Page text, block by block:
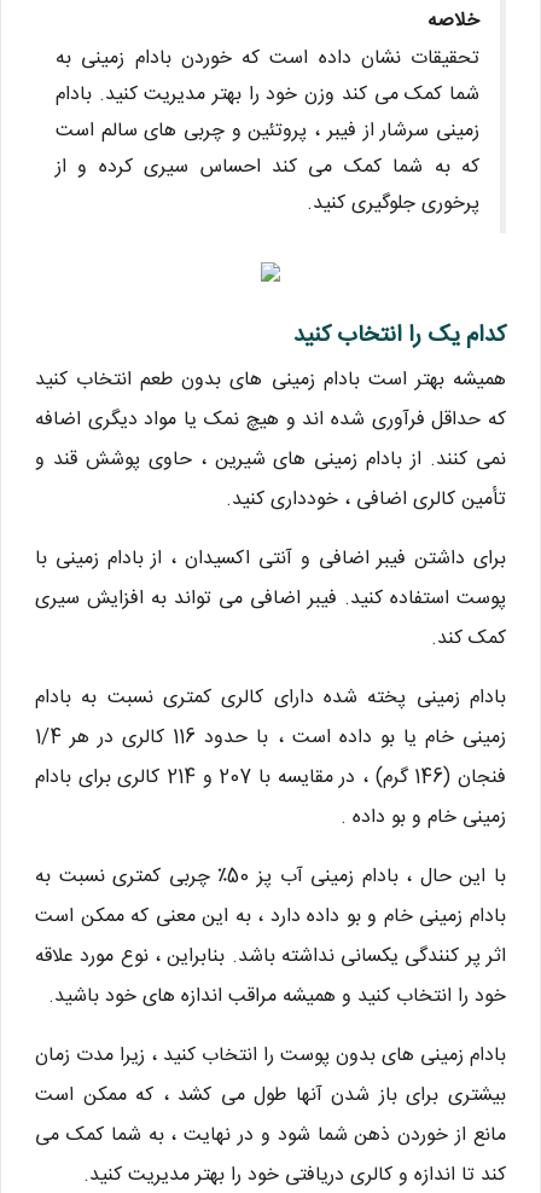
خلاصه
تحقیقات نشان داده است که خوردن بادام زمینی به
شما کمک می کند وزن خود را بهتر مدیریت کنید. بادام
زمینی سرشار از فیبر ، پروتئین و چربی های سالم است
که به شما کمک می کند احساس سیری کرده و از
پرخوری جلوگیری کنید.
کدام یک را انتخاب کنید
همیشه بهتر است بادام زمینی های بدون طعم انتخاب کنید
که حداقل فرآوری شده اند و هیچ نمک یا مواد دیگری اضافه
نمی کنند. از بادام زمینی های شیرین ، حاوی پوشش قند و
تأمین کالری اضافی ، خودداری کنید.
برای داشتن فیبر اضافی و آنتی اکسیدان ، از بادام زمینی با
پوست استفاده کنید. فیبر اضافی می تواند به افزایش سیری
کمک کند.
بادام زمینی پخته شده دارای کالری کمتری نسبت به بادام
زمینی خام یا بو داده است ، با حدود 116 کالری در هر 1/4
فنجان (146 گرم) ، در مقایسه با 207 و 214 کالری برای بادام
زمینی خام و بو داده .
با این حال ، بادام زمینی آب پز 50٪ چربی کمتری نسبت به
بادام زمینی خام و بو داده دارد ، به این معنی که ممکن است
اثر پر کنندگی یکسانی نداشته باشد. بنابراین ، نوع مورد علاقه
خود را انتخاب کنید و همیشه مراقب اندازه های خود باشید.
بادام زمینی های بدون پوست را انتخاب کنید ، زیرا مدت زمان
بیشتری برای باز شدن آنها طول می کشد ، که ممکن است
مانع از خوردن ذهن شما شود و در نهایت ، به شما کمک می
کند تا اندازه و کالری دریافتی خود را بهتر مدیریت کنید.